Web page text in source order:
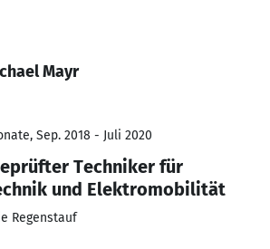
Mayr
Sep. 2018 - Juli 2020
Techniker für
und Elektromobilität
Regenstauf